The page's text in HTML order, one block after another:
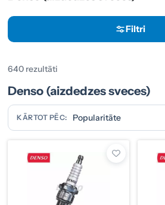
Filtri
640 rezultāti
Denso (aizdedzes sveces)
KĀRTOT PĒC: